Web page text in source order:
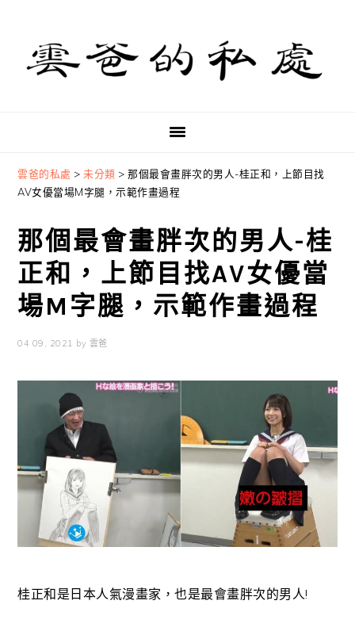
primary
navigation
content
primary
sidebar
雲爸的私處 >未分類 >那個最會畫胖次的男人-桂正和，上節目找
AV女優當場M字腿，示範作畫過程
那個最會畫胖次的男人-桂
正和，上節目找AV女優當
場M字腿，示範作畫過程
04 09, 2021 by 雲爸
桂正和是日本人氣漫畫家，也是最會畫胖次的男人!